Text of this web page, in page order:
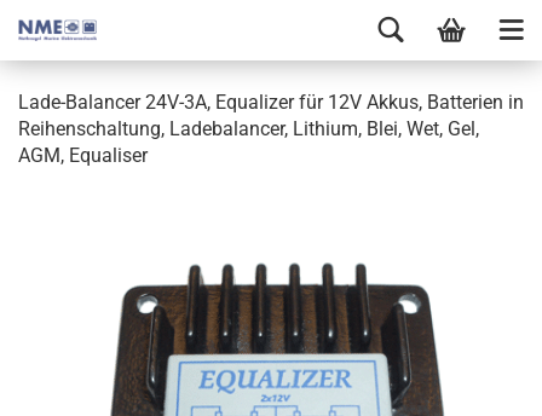
Lade-Balancer 24V-3A, Equalizer für 12V Akkus, Batterien in
Reihenschaltung, Ladebalancer, Lithium, Blei, Wet, Gel,
AGM, Equaliser